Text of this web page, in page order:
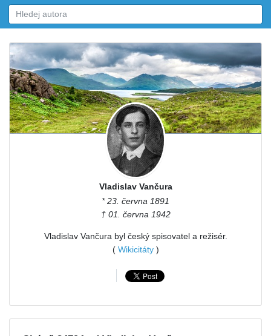
Vladislav Vančura
* 23. června 1891
† 01. června 1942
Vladislav Vančura byl český spisovatel a režisér.
( Wikicitáty)